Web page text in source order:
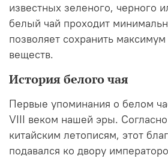
известных зеленого, черного
белый чай проходит
позволяет сохранить
веществ.
История белого чая
Первые упоминания о белом
VIII веком нашей эры.
китайским летописям, этот
подавался ко двору